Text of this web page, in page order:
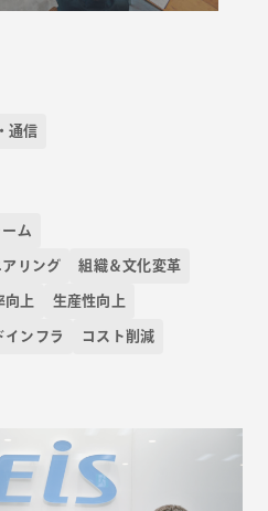
通信
ム
リング 組織＆文化変革
向上 生産性向上
インフラ コスト削減